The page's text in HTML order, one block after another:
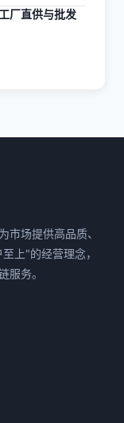
厂直供与批发
市场提供高品质、
上"的经营理念，
服务。